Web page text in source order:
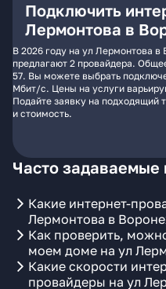
Подключить
Лермонтова в
В 2026 году на ул Лермонтова
предлагают 2 провайдера.
57. Вы можете выбрать
Мбит/с. Цены на услуги
Подайте заявку на подходящий
и стоимость.
Часто задаваемые
Какие интернет-
Лермонтова в
Как проверить,
моем доме на ул
Какие скорости
провайдеры на ул